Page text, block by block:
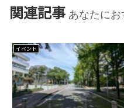
関連記事 あなたにお
イベント